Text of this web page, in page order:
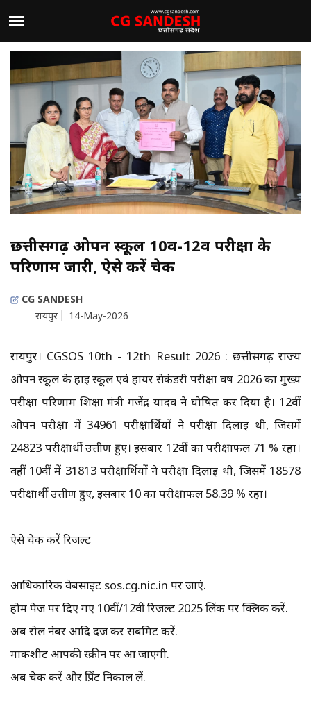
छत्तीसगढ़ ओपन स्कूल 10वीं-12वीं परीक्षा के
परिणाम जारी, ऐसे करें चेक
CG SANDESH
रायपुर
14-May-2026
रायपुर। CGSOS 10th - 12th Result 2026 : छत्तीसगढ़ राज्य
ओपन स्कूल के हाई स्कूल एवं हायर सेकंडरी परीक्षा वर्ष 2026 का मुख्य
परीक्षा परिणाम शिक्षा मंत्री गजेंद्र यादव ने घोषित कर दिया है। 12वीं
ओपन परीक्षा में 34961 परीक्षार्थियों ने परीक्षा दिलाई थी, जिसमें
24823 परीक्षार्थी उत्तीर्ण हुए। इसबार 12वीं का परीक्षाफल 71 % रहा।
वहीं 10वीं में 31813 परीक्षार्थियों ने परीक्षा दिलाई थी, जिसमें 18578
परीक्षार्थी उत्तीर्ण हुए, इसबार 10 का परीक्षाफल 58.39 % रहा।
ऐसे चेक करें रिजल्ट
आधिकारिक वेबसाइट sos.cg.nic.in पर जाएं.
होम पेज पर दिए गए 10वीं/12वीं रिजल्ट 2025 लिंक पर क्लिक करें.
अब रोल नंबर आदि दर्ज कर सबमिट करें.
मार्कशीट आपकी स्क्रीन पर आ जाएगी.
अब चेक करें और प्रिंट निकाल लें.